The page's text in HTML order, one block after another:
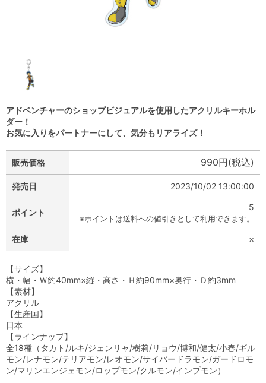
アドベンチャーのショップビジュアルを使用したアクリルキーホル
ダー！
お気に入りをパートナーにして、気分もリアライズ！
販売価格 990円(税込)
発売日 2023/10/02 13:00:00
ポイント
5
※ポイントは送料への値引きとして利用できます。
在庫 ×
【サイズ】
横・幅・Ｗ約40mm×縦・高さ・Ｈ約90mm×奥行・Ｄ約3mm
【素材】
アクリル
【生産国】
日本
【ラインナップ】
全18種（タカト/ルキ/ジェンリャ/樹莉/リョウ/博和/健太/小春/ギル
モン/レナモン/テリアモン/レオモン/サイバードラモン/ガードロモ
ン/マリンエンジェモン/ロップモン/クルモン/インプモン）